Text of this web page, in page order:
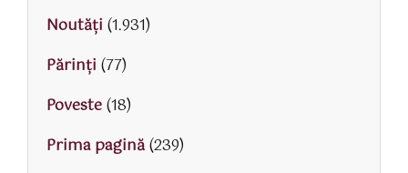
Noutăți (1.931)
Părinţi (77)
Poveste(18)
Prima pagină(239)